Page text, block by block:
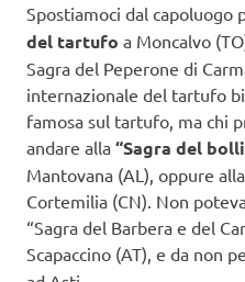
Spostiamoci dal capoluogo
del tartufo a Moncalvo
Sagra del Peperone di
internazionale del tartufo
famosa sul tartufo, ma chi
andare alla “Sagra del
Mantovana (AL), oppure
Cortemilia (CN). Non
“Sagra del Barbera e del
Scapaccino (AT), e da non